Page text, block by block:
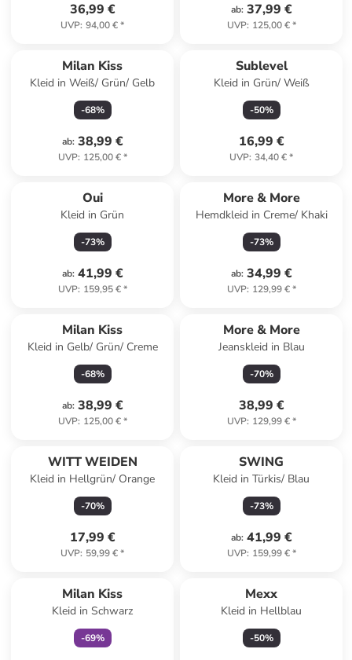
36,99 €
UVP: 94,00 €*
ab: 37,99 €
UVP: 125,00 €*
Milan Kiss
Kleid in Weiß/ Grün/ Gelb
-68%
ab: 38,99 €
UVP: 125,00 €*
Sublevel
Kleid in Grün/ Weiß
-50%
16,99 €
UVP: 34,40 €*
Oui
Kleid in Grün
-73%
ab: 41,99 €
UVP: 159,95 €*
More & More
Hemdkleid in Creme/ Khaki
-73%
ab: 34,99 €
UVP: 129,99 €*
Milan Kiss
Kleid in Gelb/ Grün/ Creme
-68%
ab: 38,99 €
UVP: 125,00 €*
More & More
Jeanskleid in Blau
-70%
38,99 €
UVP: 129,99 €*
WITT WEIDEN
Kleid in Hellgrün/ Orange
-70%
17,99 €
UVP: 59,99 €*
SWING
Kleid in Türkis/ Blau
-73%
ab: 41,99 €
UVP: 159,99 €*
Milan Kiss
Kleid in Schwarz
-69%
Mexx
Kleid in Hellblau
-50%